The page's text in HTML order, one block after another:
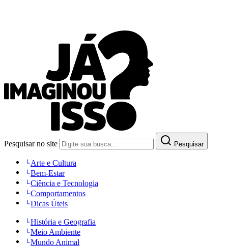
Pesquisar no site Pesquisar
Arte e Cultura
Bem-Estar
Ciência e Tecnologia
Comportamentos
Dicas Úteis
História e Geografia
Meio Ambiente
Mundo Animal